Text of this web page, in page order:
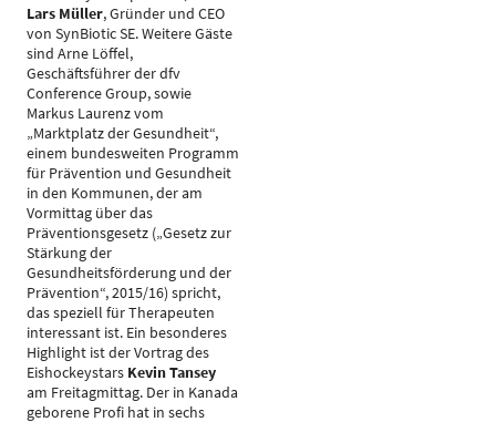
Lars Müller, Gründer und CEO
von SynBiotic SE. Weitere Gäste
sind Arne Löffel,
Geschäftsführer der dfv
Conference Group, sowie
Markus Laurenz vom
„Marktplatz der Gesundheit“,
einem bundesweiten Programm
für Prävention und Gesundheit
in den Kommunen, der am
Vormittag über das
Präventionsgesetz („Gesetz zur
Stärkung der
Gesundheitsförderung und der
Prävention“, 2015/16) spricht,
das speziell für Therapeuten
interessant ist. Ein besonderes
Highlight ist der Vortrag des
Eishockeystars Kevin Tansey
am Freitagmittag. Der in Kanada
geborene Profi hat in sechs